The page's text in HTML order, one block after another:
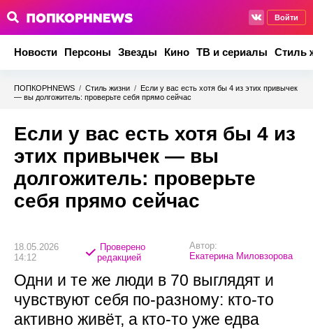
Войти
Новости Персоны Звезды Кино ТВ и сериалы Стиль
ПОПКОРНNEWS / Стиль жизни / Если у вас есть хотя бы 4 из этих привычек
— вы долгожитель: проверьте себя прямо сейчас
Если у вас есть хотя бы 4 из
этих привычек — вы
долгожитель: проверьте
себя прямо сейчас
18.05.2026
14:12
Проверено
редакцией
Автор:
Екатерина Миловзорова
Одни и те же люди в 70 выглядят и
чувствуют себя по-разному: кто-то
активно живёт, а кто-то уже едва